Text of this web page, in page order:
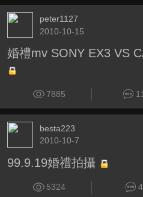
peter1127
2010-10-15
婚禮mv SONY EX3 VS
7885 11
besta223
2010-10-7
99.9.19婚禮拍攝
5324 4